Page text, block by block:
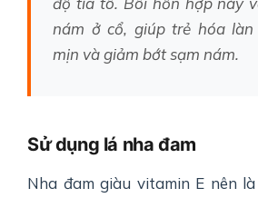
nám ở cổ, giúp trẻ hóa
mịn và giảm bớt sạm nám.
Sử dụng lá nha đam
Nha đam giàu vitamin E nên